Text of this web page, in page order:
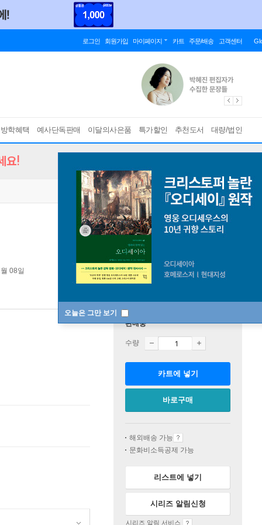
로그인 회원가입 마이페이지 카트 주문/배송 고객센터
학혜택 예사단독판매 이달의사은품 특가할인 추천도서 대량/법인
오늘은 그만 보기
요!
08일
판매중
수량
카트에 넣기
바로구매
해외배송 가능
문화비소득공제 가능
리스트에 넣기
시리즈 알림신청
시리즈 알림 서비스